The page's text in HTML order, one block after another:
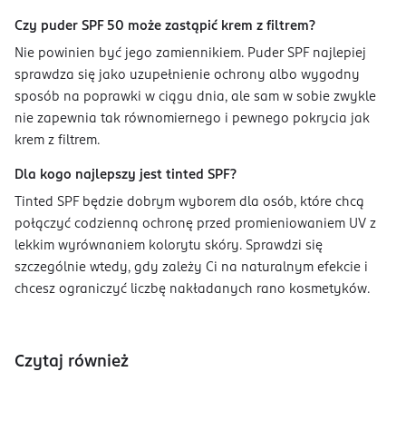
Czy puder SPF 50 może zastąpić krem z filtrem?
Nie powinien być jego zamiennikiem. Puder SPF najlepiej
sprawdza się jako uzupełnienie ochrony albo wygodny
sposób na poprawki w ciągu dnia, ale sam w sobie zwykle
nie zapewnia tak równomiernego i pewnego pokrycia jak
krem z filtrem.
Dla kogo najlepszy jest tinted SPF?
Tinted SPF będzie dobrym wyborem dla osób, które chcą
połączyć codzienną ochronę przed promieniowaniem UV z
lekkim wyrównaniem kolorytu skóry. Sprawdzi się
szczególnie wtedy, gdy zależy Ci na naturalnym efekcie i
chcesz ograniczyć liczbę nakładanych rano kosmetyków.
Czytaj również